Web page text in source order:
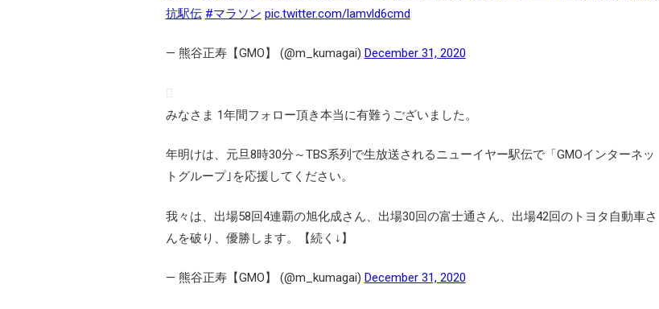
抗駅伝 #マラソン pic.twitter.com/lamvld6cmd
— 熊谷正寿【GMO】 (@m_kumagai) December 31, 2020
みなさま 1年間フォロー頂き本当に有難うございました。
年明けは、元旦8時30分～TBS系列で生放送されるニューイヤー駅伝で「GMOインターネッ
トグループ｣を応援してください。
我々は、出場58回4連覇の旭化成さん、出場30回の富士通さん、出場42回のトヨタ自動車さ
んを破り、優勝します。【続く↓】
— 熊谷正寿【GMO】 (@m_kumagai) December 31, 2020